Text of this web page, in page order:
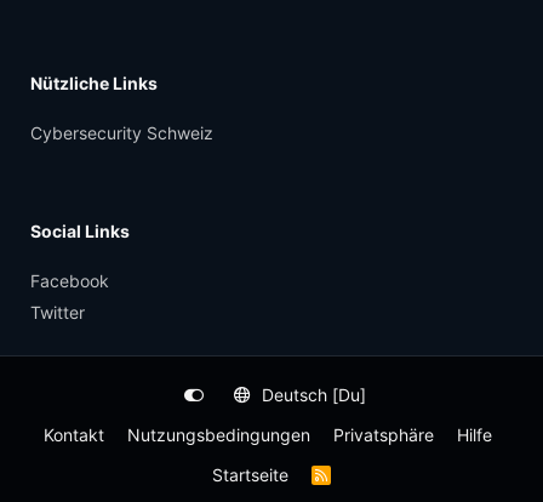
Nützliche Links
Cybersecurity Schweiz
Social Links
Facebook
Twitter
Deutsch [Du]
Kontakt
Nutzungsbedingungen Privatsphäre
Hilfe
Startseite
R